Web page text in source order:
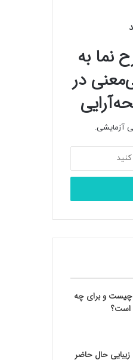
نما به
در
آزمایشی.
چیست و برای چه
است؟
زیبایی حال حاضر